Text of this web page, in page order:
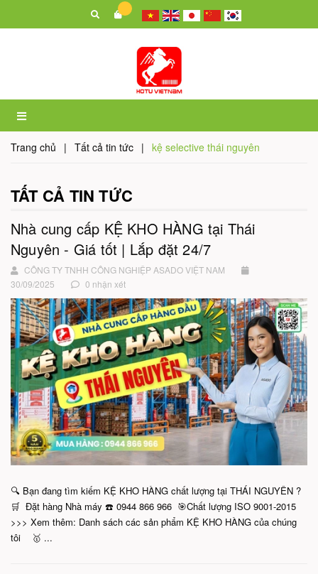
Trang chủ | Tất cả tin tức | kệ selective thái nguyên
TẤT CẢ TIN TỨC
Nhà cung cấp KỆ KHO HÀNG tại Thái
Nguyên - Giá tốt | Lắp đặt 24/7
CÔNG TY TNHH CÔNG NGHIỆP ASADO VIỆT NAM
30/09/2025
0 nhận xét
🔍 Bạn đang tìm kiếm KỆ KHO HÀNG chất lượng tại THÁI NGUYÊN ?
🛒 Đặt hàng Nhà máy ☎️ 0944 866 966 🎯Chất lượng ISO 9001-2015
>>> Xem thêm: Danh sách các sản phẩm KỆ KHO HÀNG của chúng
tôi 🥇 ...